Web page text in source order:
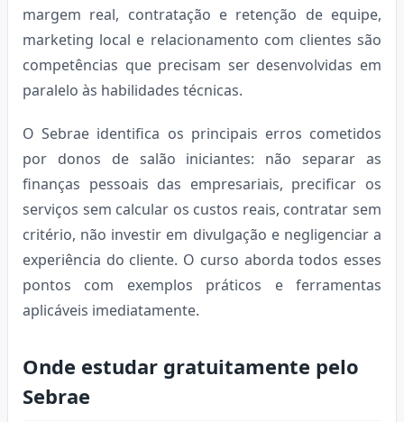
margem real, contratação e retenção de equipe,
marketing local e relacionamento com clientes são
competências que precisam ser desenvolvidas em
paralelo às habilidades técnicas.
O Sebrae identifica os principais erros cometidos
por donos de salão iniciantes: não separar as
finanças pessoais das empresariais, precificar os
serviços sem calcular os custos reais, contratar sem
critério, não investir em divulgação e negligenciar a
experiência do cliente. O curso aborda todos esses
pontos com exemplos práticos e ferramentas
aplicáveis imediatamente.
Onde estudar gratuitamente pelo
Sebrae